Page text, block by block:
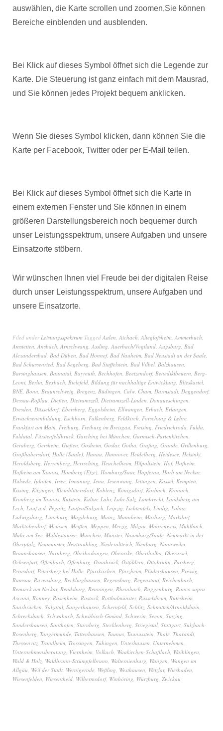
auswählen, die Karte scrollen und zoomen,Sie können
Bereiche einblenden und ausblenden.
Bei Klick auf dieses Symbol öffnet sich die Legende zur
Karte. Die Steuerung ist ganz einfach mit dem Mausrad,
und Sie können jedes Projekt bequem anklicken.
Wenn Sie dieses Symbol klicken, dann können Sie die
Karte per Facebook, Twitter oder per E-Mail teilen.
Bei Klick auf dieses Symbol öffnet sich die Karte in
einem externen Fenster und Sie können in einem
größeren Darstellungsbereich noch bequemer durch
unser Leistungsspektrum, unsere Aufgaben und unsere
Einsatzorte stöbern.
Wir wünschen Ihnen viel Freude bei der digitalen Reise
durch unser Leistungsspektrum, unsere Aufgaben und
unsere Einsatzorte.
Filed underLeistungsspektrum Tagged Aalen, Aichach, Alteglofsheim, Ammerbuch,
Amstetten, Ansbach, Arnschwang, Assling, Auerbach/Vogtland, Augsburg, Bad
Alexandersbad, Bad Düben, Bad Honnef, Bad Nauheim, Bad Neustadt an der Saale,
Bad Schussenried, Bad Segeberg, Bad Staffelstein, Bad Vilbel, Balzhausen,
Barsinghausen, Baunatal, Bayreuth, Bechhofen, Beetzendorf, Benediktbeuern, Berg-
Leoni, Berlin, Bexbach, Bielefeld, Bildung für nachhaltige Entwicklung, Blieskastel,
BNE, Bonn, Braunschweig, Bregenz, Büdingen, Calw, Cham, Darmstadt, Deggendorf,
Dessau-Roßlau, Dießen, Dietramszell, Dietramszell-Linden, Donaueschingen,
Dresden, Düsseldorf, Ebersberg, Eggolsheim, Ellwangen, Erbach, Erlangen,
Erwachsenenbildung, Eschborn, Falkenberg, Feldkirch, Forschung & Lehre,
Frankfurt am Main, Freiburg, Freiburg im Breisgau, Freising, Friedrichroda, Fulda,
Fuldatal, Fürstenfeldbruck, Garching bei München, Garmisch-Partenkirchen,
Geraberg, Gersheim, Gießen, Gosheim, Goslar, Gotha, Grafing, Grande, Grillenburg,
Großhabersdorf, Halle (Saale), Hanau, Hannover, Heidelberg, Heidesee, Helsinki,
Heroldsberg, Herrenberg, Herrsching, Heuchelheim, Hilpoltstein, Hof, Hofheim,
Hofheim am Taunus, Homberg (Efze), Homburg/Saar, Hopferau, Horb am Neckar,
Hülsede, Iphofen, Irsee, Ismaning, Jena, Jesenwang, Jettingen, Kassel, Kempten,
Kissing, Kitzingen, Kleinblittersdorf, Koblenz, Königsdorf, Korbach, Kronach,
Kronberg im Taunus, Kufstein, Kultur, Lahr, Lahr-Sulz, Lambrecht, Landsberg am
Lech, Lauf a.d. Pegnitz, Laufen/Salzach, Leipzig, Lichtenfels, Lindig, Lohne,
Ludwigsburg, Lüneburg, Magdeburg, Mainz, Mannheim, Marburg, Markdorf,
Marktoberdorf, Meinsen, Meißen, Meppen, Merzig, Milzau, Moorenweis, Mühlbach,
Muhr am See, Muldestausee, München, Münster, Naumburg/Saale, Neumarkt in der
Oberpfalz, Neumünster, Neutraubling, Niederaltteich, Nienburg, Nonnweiler-
Braunshausen, Nürnberg, Oberboihingen, Oberorke, Oberthulba, Oberursel,
Ochsenfurt, Offenbach, Offenburg, Osnabrück, Ostfildern, Ottobrunn, Parsberg,
Perasdorf, Petersberg bei Halle, Pfarrkirchen, Pforzheim, Plüdershausen, Pressig,
Ramsau, Ravensburg, Recklinghausen, Regensburg, Regenstauf, Reichenbach,
Remseck am Neckar, Rendsburg, Renningen, Rheinbach, Roggenburg, Ronco sopra
Ascona, Ronney, Rosenheim, Rostock, Rotthalmünster, Rüsselsheim, Rutesheim,
Saarbrücken, Salzatal, Sangerhausen, Schernfeld, Schlitz, Schmitten/Arnoldshain,
Schrecksbach, Schwabach, Schwäbisch-Gmünd, Schwerin, Seeon, Sinzing,
Sondershausen, Sonthofen, Starnberg, Stecklenberg, Striegistal, Stuttgart, Sulzbach-
Rosenberg, Tangermünde, Tattenhausen, Taunus, Taunusstein, Thale, Tharandt,
Thessenvitz, Trondheim, Trossingen, Tübingen, Unterhausen, Unternehmen,
Unternehmensberatung, Viernheim, Volkach, Waakirchen-Schaftlach, Waiblingen,
Wald & Holz, Waldbrunn-Strümpfelbrunn, Walternienburg, Wangen, Wangen im
Allgäu, Weil der Stadt, Wernigerode, Weßling, Westhausen, Wetzlar, Wiesbaden,
Wiesenfelden, Wiesentheid, Wilhermsdorf, Winhöring, Würzburg, Zwickau